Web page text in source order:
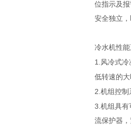
位指示及
安全独立
冷水机性
1. 风冷式
低转速的
2. 机组控制
3. 机组具有
流保护器